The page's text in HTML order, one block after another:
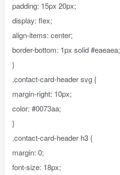
padding: 15px 20px;
display: flex;
align-items: center;
border-bottom: 1px solid #eaeaea;
}
.contact-card-header svg {
margin-right: 10px;
color: #0073aa;
}
.contact-card-header h3 {
margin: 0;
font-size: 18px;